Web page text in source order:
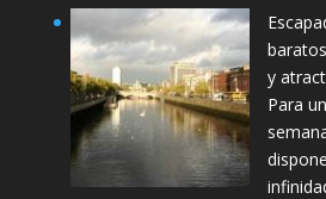
y
Para